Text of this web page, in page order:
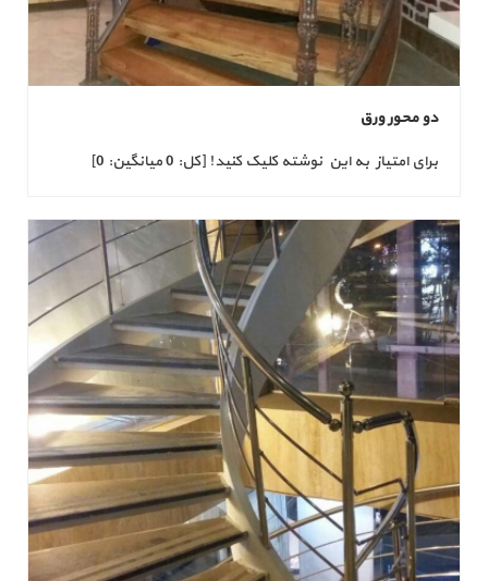
دو محور ورق
برای امتیاز به این نوشته کلیک کنید! [کل: 0 میانگین: 0]